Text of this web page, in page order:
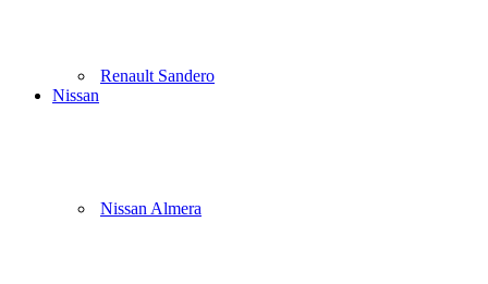
Renault Sandero
Nissan
Nissan Almera